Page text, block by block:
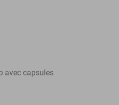
avec capsules